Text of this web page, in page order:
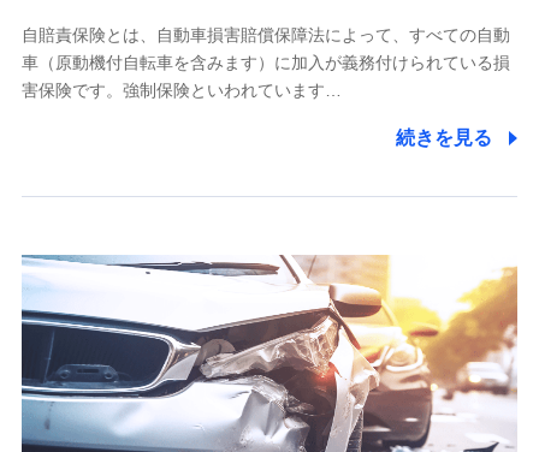
業務の委託
当社は利用目的の達成に必要な範囲内において個人情報の取
【共同して利用される利用データの項目】
当社又は株式会社NTTドコモがサービス提供等を通じて取得
した、以下の情報などの個人データ
基本情報
氏名、電話番号、メールアドレス、お客さまの識別子、
属性、連絡先、dポイントサービスのご利用に関する情
自賠責保険とは、自動車損害賠償保障法によって、すべての自動
車（原動機付自転車を含みます）に加入が義務付けられている損
害保険です。強制保険といわれています…
続きを見る